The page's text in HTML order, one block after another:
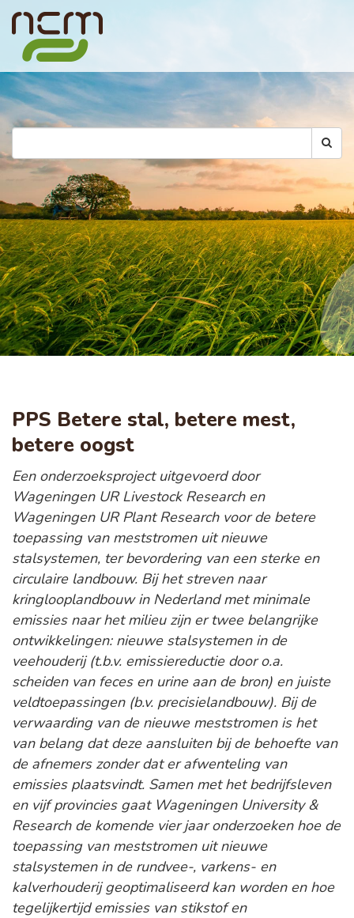
PPS Betere stal, betere mest,
betere oogst
Een onderzoeksproject uitgevoerd door
Wageningen UR Livestock Research en
Wageningen UR Plant Research voor de betere
toepassing van meststromen uit nieuwe
stalsystemen, ter bevordering van een sterke en
circulaire landbouw. Bij het streven naar
kringlooplandbouw in Nederland met minimale
emissies naar het milieu zijn er twee belangrijke
ontwikkelingen: nieuwe stalsystemen in de
veehouderij (t.b.v. emissiereductie door o.a.
scheiden van feces en urine aan de bron) en juiste
veldtoepassingen (b.v. precisielandbouw). Bij de
verwaarding van de nieuwe meststromen is het
van belang dat deze aansluiten bij de behoefte van
de afnemers zonder dat er afwenteling van
emissies plaatsvindt. Samen met het bedrijfsleven
en vijf provincies gaat Wageningen University &
Research de komende vier jaar onderzoeken hoe de
toepassing van meststromen uit nieuwe
stalsystemen in de rundvee-, varkens- en
kalverhouderij geoptimaliseerd kan worden en hoe
tegelijkertijd emissies van stikstof en